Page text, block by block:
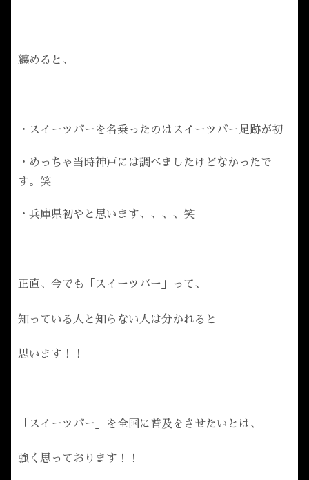
纏めると、
・スイーツバーを名乗ったのはスイーツバー足跡が初
・めっちゃ当時神戸には調べましたけどなかったで
す。笑
・兵庫県初やと思います、、、、笑
正直、今でも「スイーツバー」って、
知っている人と知らない人は分かれると
思います！！
「スイーツバー」を全国に普及をさせたいとは、
強く思っております！！